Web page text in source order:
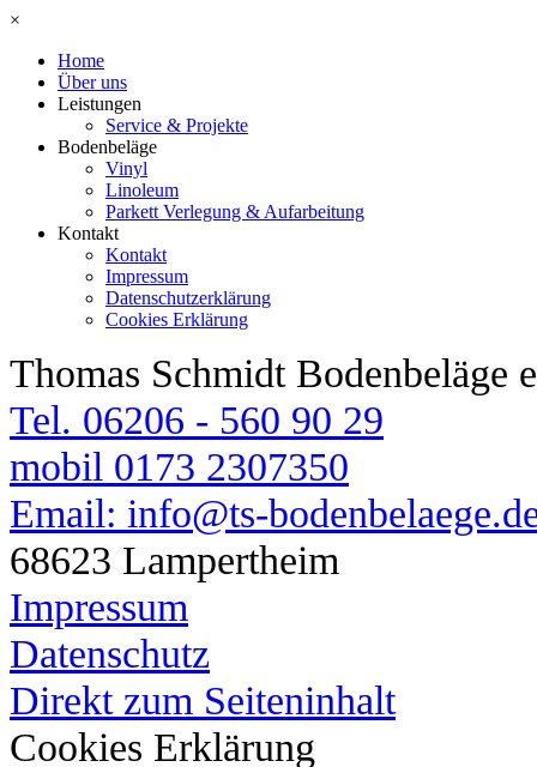
×
Home
Über uns
Leistungen
Service & Projekte
Bodenbeläge
Vinyl
Linoleum
Parkett Verlegung & Aufarbeitung
Kontakt
Kontakt
Impressum
Datenschutzerklärung
Cookies Erklärung
Thomas Schmidt Bodenbeläge
Tel. 06206 - 560 90 29
mobil 0173 2307350
Email: info@ts-
68623 Lampertheim
Impressum
Datenschutz
Direkt zum Seiteninhalt
Cookies Erklärung